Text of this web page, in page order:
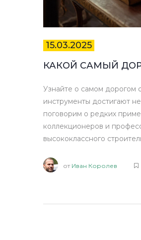
15.03.2025
КАКОЙ САМЫЙ
Узнайте о самом дорогом
инструменты достигают
поговорим о редких
коллекционеров и
высококлассного
от Иван Королев